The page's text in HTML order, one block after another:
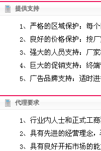
提供支持
代理要求